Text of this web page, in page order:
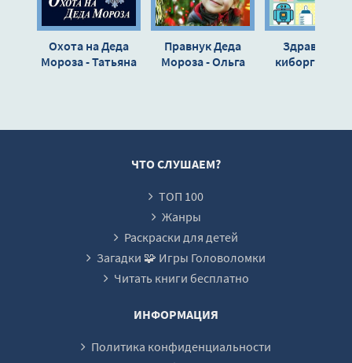
Охота на Деда
Мороза - Татьяна
Правнук Деда
Мороза - Ольга
Здравствуй,
киборг
ЧТО СЛУШАЕМ?
ТОП 100
Жанры
Раскраски для детей
Загадки 🧩 Игры Головоломки
Читать книги бесплатно
ИНФОРМАЦИЯ
Политика конфиденциальности